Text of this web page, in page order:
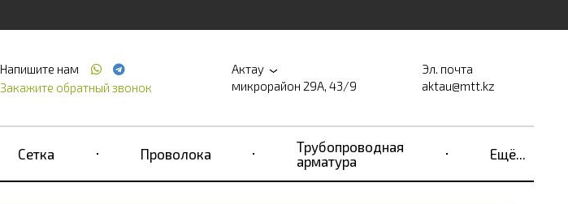
Напишите нам
Закажите обратный звонок
Актау
микрорайон 29А, 43/9
Эл. почта
aktau@mtt.kz
Сетка Проволока
Трубопроводная
арматура
Ещё...